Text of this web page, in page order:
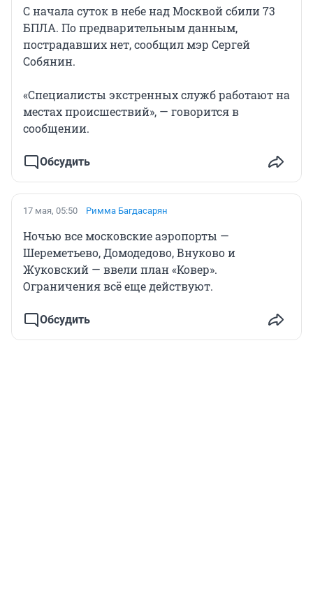
С начала суток в небе над Москвой сбили 73
БПЛА. По предварительным данным,
пострадавших нет, сообщил мэр Сергей
Собянин.
«Специалисты экстренных служб работают на
местах происшествий», — говорится в
сообщении.
Обсудить
17 мая, 05:50 Римма Багдасарян
Ночью все московские аэропорты —
Шереметьево, Домодедово, Внуково и
Жуковский — ввели план «Ковер».
Ограничения всё еще действуют.
Обсудить